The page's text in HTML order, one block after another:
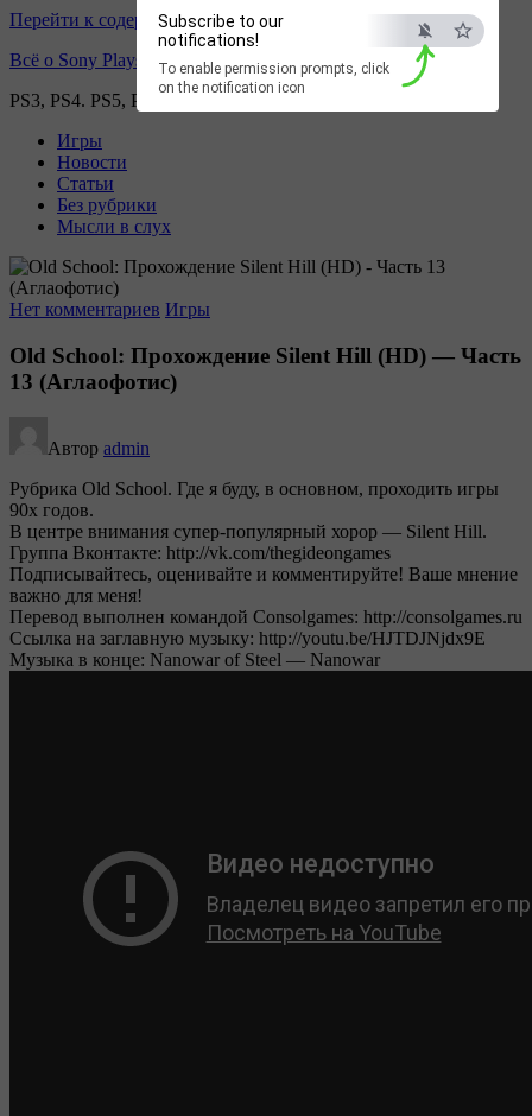
Subscribe to our
notifications!
To enable permission prompts, click
on the notification icon
Перейти к содержимому
Всё о Sony Playstation
PS3, PS4. PS5, PS games
Игры
Новости
Статьи
Без рубрики
Мысли в слух
Нет комментариев Игры
Old School: Прохождение Silent Hill (HD) — Часть
13 (Аглаофотис)
Автор admin
Рубрика Old School. Где я буду, в основном, проходить игры
90х годов.
В центре внимания супер-популярный хорор — Silent Hill.
Группа Вконтакте: http://vk.com/thegideongames
Подписывайтесь, оценивайте и комментируйте! Ваше мнение
важно для меня!
Перевод выполнен командой Consolgames: http://consolgames.ru
Ссылка на заглавную музыку: http://youtu.be/HJTDJNjdx9E
Музыка в конце: Nanowar of Steel — Nanowar